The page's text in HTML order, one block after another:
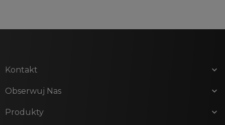
Kontakt 
Obserwuj Nas 
Produkty 